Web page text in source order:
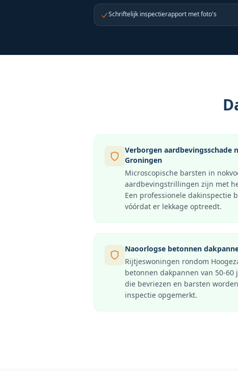
Schriftelijk inspectierapport met foto's
Verborgen aardbevingsschade
Groningen
Microscopische barsten in
aardbevingstrillingen zijn met
Een professionele dakinspectie
vóórdat er lekkage optreedt.
Naoorlogse betonnen
Rijtjeswoningen rondom
betonnen dakpannen van 50-60
die bevriezen en barsten
inspectie opgemerkt.